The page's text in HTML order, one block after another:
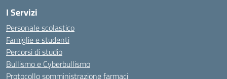
I Servizi
Personale scolastico
Famiglie e studenti
Percorsi di studio
Bullismo e Cyberbullismo
Protocollo somministrazione farmaci